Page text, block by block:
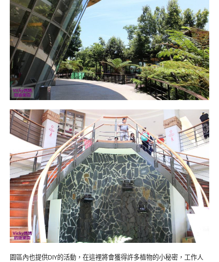
園區內也提供DIY的活動， 在這裡將會獲得許多植物的小秘密，工作人